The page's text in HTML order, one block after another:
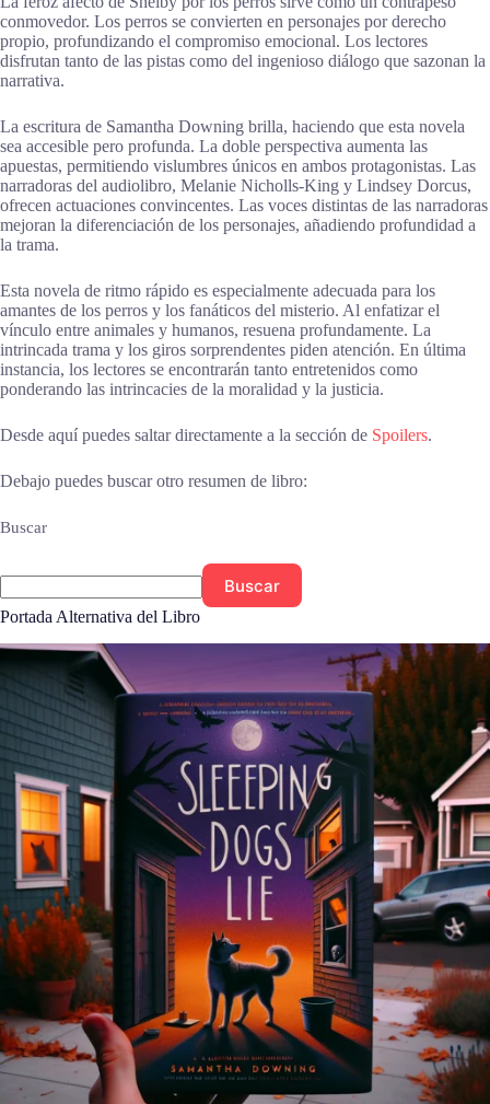
conmovedor. Los perros se convierten en personajes por derecho
propio, profundizando el compromiso emocional. Los lectores
disfrutan tanto de las pistas como del ingenioso diálogo que sazonan la
narrativa.
La escritura de Samantha Downing brilla, haciendo que esta novela
sea accesible pero profunda. La doble perspectiva aumenta las
apuestas, permitiendo vislumbres únicos en ambos protagonistas. Las
narradoras del audiolibro, Melanie Nicholls-King y Lindsey Dorcus,
ofrecen actuaciones convincentes. Las voces distintas de las narradoras
mejoran la diferenciación de los personajes, añadiendo profundidad a
la trama.
Esta novela de ritmo rápido es especialmente adecuada para los
amantes de los perros y los fanáticos del misterio. Al enfatizar el
vínculo entre animales y humanos, resuena profundamente. La
intrincada trama y los giros sorprendentes piden atención. En última
instancia, los lectores se encontrarán tanto entretenidos como
ponderando las intrincacies de la moralidad y la justicia.
Desde aquí puedes saltar directamente a la sección de Spoilers.
Debajo puedes buscar otro resumen de libro:
Buscar
Buscar
Portada Alternativa del Libro